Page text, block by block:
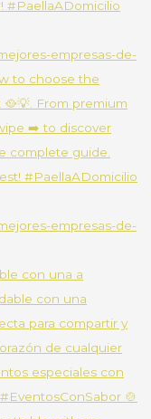
con una a